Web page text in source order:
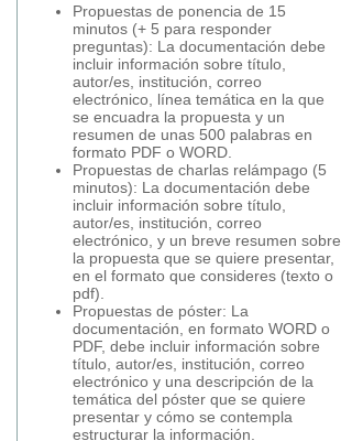
Propuestas de ponencia de 15
minutos (+ 5 para responder
preguntas): La documentación debe
incluir información sobre título,
autor/es, institución, correo
electrónico, línea temática en la que
se encuadra la propuesta y un
resumen de unas 500 palabras en
formato PDF o WORD.
Propuestas de charlas relámpago (5
minutos): La documentación debe
incluir información sobre título,
autor/es, institución, correo
electrónico, y un breve resumen sobre
la propuesta que se quiere presentar,
en el formato que consideres (texto o
pdf).
Propuestas de póster: La
documentación, en formato WORD o
PDF, debe incluir información sobre
título, autor/es, institución, correo
electrónico y una descripción de la
temática del póster que se quiere
presentar y cómo se contempla
estructurar la información.